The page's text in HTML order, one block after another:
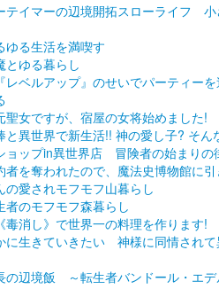
テイマーの辺境開拓スローライフ
ゆる生活を満喫す
とゆる暮らし
レベルアップ』のせいでパーティー
聖女ですが、宿屋の女将始めました!
と異世界で新生活!! 神の愛し子? そん
ョップin異世界店 冒険者の始まりの
を奪われたので、魔法史博物館に引
の愛されモフモフ山暮らし
者のモフモフ森暮らし
毒消し》で世界一の料理を作ります!
に生きていきたい 神様に同情され
の辺境飯 ～転生者バンドール・エ